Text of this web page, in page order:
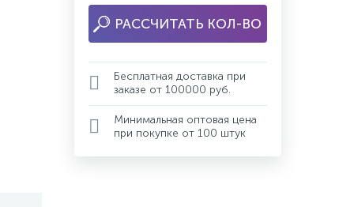
РАССЧИТАТЬ КОЛ-ВО
Бесплатная доставка при
заказе от 100000 руб.
Минимальная оптовая цена
при покупке от 100 штук